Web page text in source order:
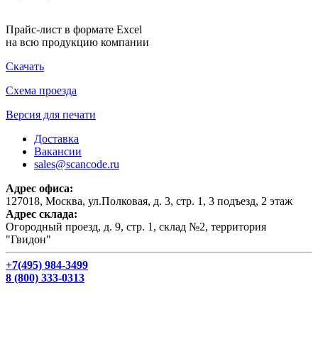
Прайс-лист в формате Excel
на всю продукцию компании
Скачать
Схема проезда
Версия для печати
Доставка
Вакансии
sales@scancode.ru
Адрес офиса:
127018, Москва, ул.Полковая, д. 3, стр. 1, 3 подъезд, 2 этаж
Адрес склада:
Огородный проезд, д. 9, стр. 1, склад №2, территория
"Гвидон"
+7(495) 984-3499
8 (800) 333-0313